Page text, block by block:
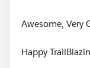
Awesome, Very
Happy